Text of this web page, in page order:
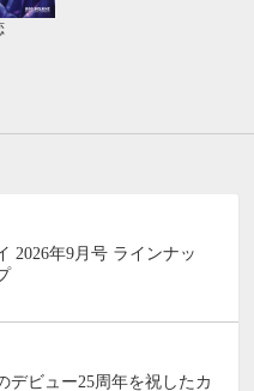
2026年9月号 ラインナッ
デビュー25周年を祝したカ